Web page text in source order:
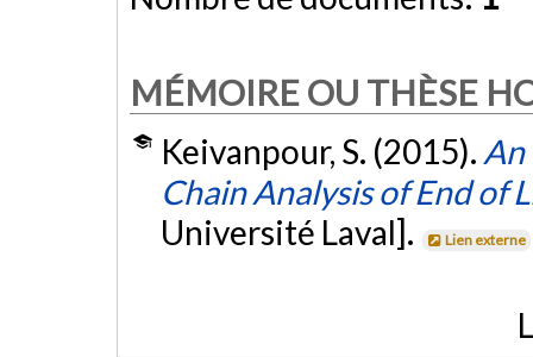
MÉMOIRE OU THÈSE
Keivanpour, S. (2015). An
Chain Analysis of End of
Université Laval].
Lien externe